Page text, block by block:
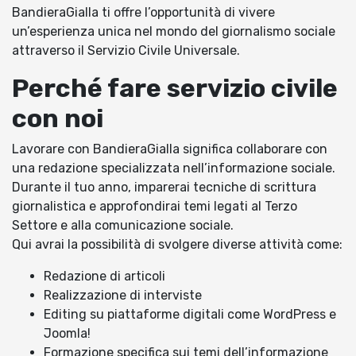
BandieraGialla ti offre l’opportunità di vivere
un’esperienza unica nel mondo del giornalismo sociale
attraverso il Servizio Civile Universale.
Perché fare servizio civile
con noi
Lavorare con BandieraGialla significa collaborare con
una redazione specializzata nell’informazione sociale.
Durante il tuo anno, imparerai tecniche di scrittura
giornalistica e approfondirai temi legati al Terzo
Settore e alla comunicazione sociale.
Qui avrai la possibilità di svolgere diverse attività come:
Redazione di articoli
Realizzazione di interviste
Editing su piattaforme digitali come WordPress e
Joomla!
Formazione specifica sui temi dell’informazione